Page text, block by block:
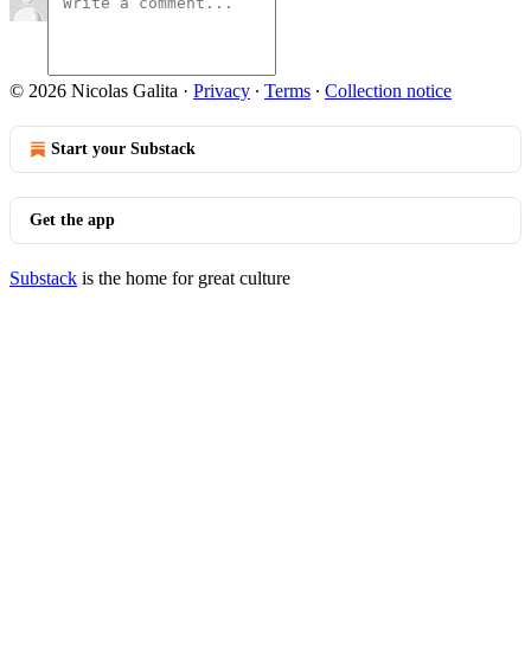
© 2026 Nicolas Galita · Privacy ∙ Terms ∙ Collection notice
Start your Substack
Get the app
Substack is the home for great culture